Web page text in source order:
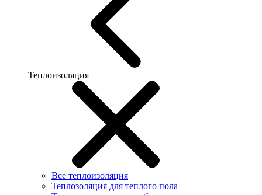
Теплоизоляция
Все теплоизоляция
Теплозоляция для теплого пола